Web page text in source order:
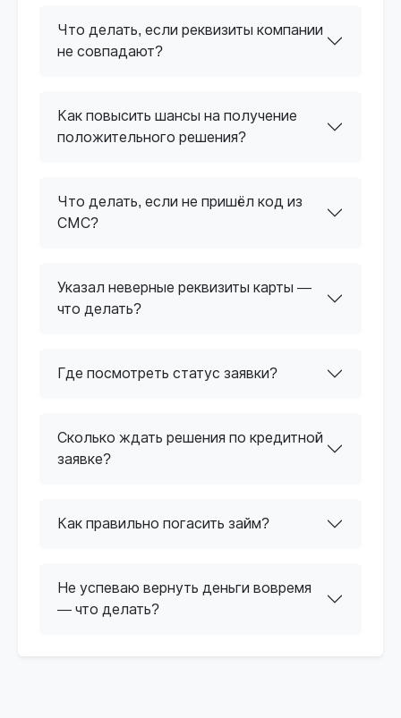
Что делать, если реквизиты компании
не совпадают?
Как повысить шансы на получение
положительного решения?
Что делать, если не пришёл код из
СМС?
Указал неверные реквизиты карты —
что делать?
Где посмотреть статус заявки?
Сколько ждать решения по кредитной
заявке?
Как правильно погасить займ?
Не успеваю вернуть деньги вовремя
— что делать?